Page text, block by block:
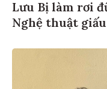
Lưu Bị làm rơi
Nghệ thuật